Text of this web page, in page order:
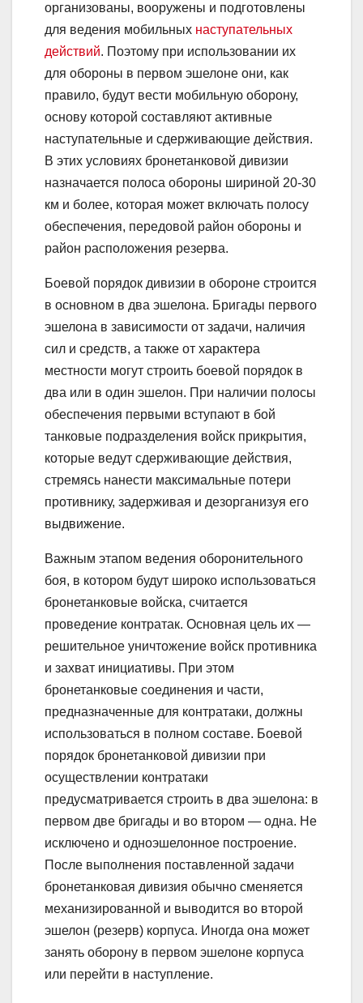
организованы, вооружены и подготовлены
для ведения мобильных наступательных
действий. Поэтому при использовании их
для обороны в первом эшелоне они, как
правило, будут вести мобильную оборону,
основу которой составляют активные
наступательные и сдерживающие действия.
В этих условиях бронетанковой дивизии
назначается полоса обороны шириной 20-30
км и более, которая может включать полосу
обеспечения, передовой район обороны и
район расположения резерва.
Боевой порядок дивизии в обороне строится
в основном в два эшелона. Бригады первого
эшелона в зависимости от задачи, наличия
сил и средств, а также от характера
местности могут строить боевой порядок в
два или в один эшелон. При наличии полосы
обеспечения первыми вступают в бой
танковые подразделения войск прикрытия,
которые ведут сдерживающие действия,
стремясь нанести максимальные потери
противнику, задерживая и дезорганизуя его
выдвижение.
Важным этапом ведения оборонительного
боя, в котором будут широко использоваться
бронетанковые войска, считается
проведение контратак. Основная цель их —
решительное уничтожение войск противника
и захват инициативы. При этом
бронетанковые соединения и части,
предназначенные для контратаки, должны
использоваться в полном составе. Боевой
порядок бронетанковой дивизии при
осуществлении контратаки
предусматривается строить в два эшелона: в
первом две бригады и во втором — одна. Не
исключено и одноэшелонное построение.
После выполнения поставленной задачи
бронетанковая дивизия обычно сменяется
механизированной и выводится во второй
эшелон (резерв) корпуса. Иногда она может
занять оборону в первом эшелоне корпуса
или перейти в наступление.